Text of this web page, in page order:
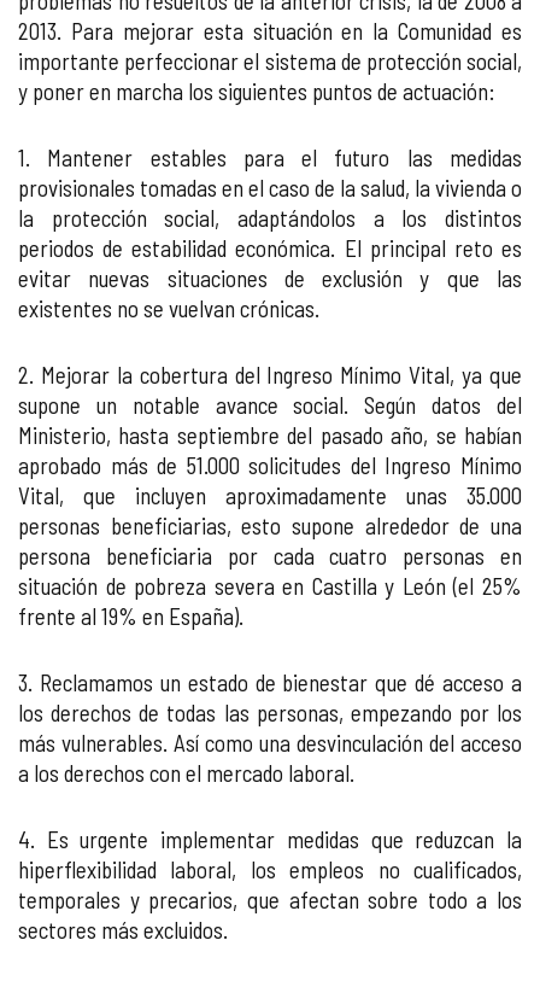
2013. Para mejorar esta situación en la Comunidad es
importante perfeccionar el sistema de protección social,
y poner en marcha los siguientes puntos de actuación:
1. Mantener estables para el futuro las medidas
provisionales tomadas en el caso de la salud, la vivienda o
la protección social, adaptándolos a los distintos
periodos de estabilidad económica. El principal reto es
evitar nuevas situaciones de exclusión y que las
existentes no se vuelvan crónicas.
2. Mejorar la cobertura del Ingreso Mínimo Vital, ya que
supone un notable avance social. Según datos del
Ministerio, hasta septiembre del pasado año, se habían
aprobado más de 51.000 solicitudes del Ingreso Mínimo
Vital, que incluyen aproximadamente unas 35.000
personas beneficiarias, esto supone alrededor de una
persona beneficiaria por cada cuatro personas en
situación de pobreza severa en Castilla y León (el 25%
frente al 19% en España).
3. Reclamamos un estado de bienestar que dé acceso a
los derechos de todas las personas, empezando por los
más vulnerables. Así como una desvinculación del acceso
a los derechos con el mercado laboral.
4. Es urgente implementar medidas que reduzcan la
hiperflexibilidad laboral, los empleos no cualificados,
temporales y precarios, que afectan sobre todo a los
sectores más excluidos.